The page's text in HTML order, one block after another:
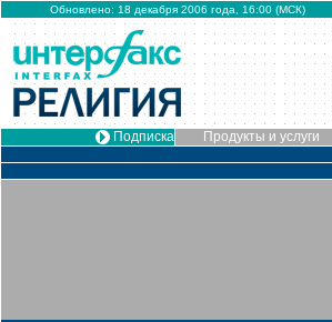
Обновлено: 18 декабря 2006 года, 16:00 (МСК)
Подписка Продукты и услуги